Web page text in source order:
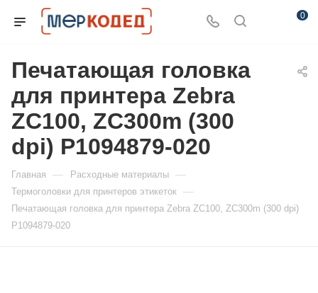
0
Печатающая головка
для принтера Zebra
ZC100, ZC300m (300
dpi) P1094879-020
Главная — Расходные материалы —
Термоголовки для принтеров этикеток —
Печатающая головка для принтера Zebra ZC100, ZC300m (300 dpi)
P1094879-020